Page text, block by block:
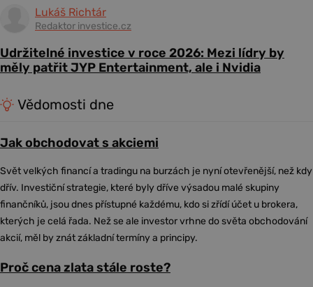
Lukáš Richtár
Redaktor investice.cz
Udržitelné investice v roce 2026: Mezi lídry by
měly patřit JYP Entertainment, ale i Nvidia
Vědomosti dne
Jak obchodovat s akciemi
Svět velkých financí a tradingu na burzách je nyní otevřenější, než kdy
dřív. Investiční strategie, které byly dříve výsadou malé skupiny
finančníků, jsou dnes přístupné každému, kdo si zřídí účet u brokera,
kterých je celá řada. Než se ale investor vrhne do světa obchodování
akcií, měl by znát základní termíny a principy.
Proč cena zlata stále roste?